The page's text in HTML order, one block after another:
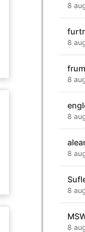
8
8
8
8
8
8
8